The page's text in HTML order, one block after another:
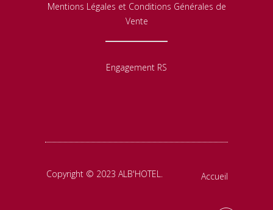
Mentions Légales et Conditions Générales de
Vente
Engagement RS
Copyright © 2023 ALB'HOTEL. Accueil